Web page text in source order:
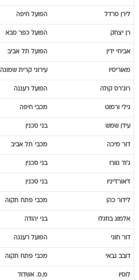
לירן סרדל הפועל חיפה
רן יצחק הפועל כפר סבא
אביחי ידין הפועל תל אביב
מאוריסיו עירוני קרית שמונה
רוג'רס קולה הפועל רעננה
גילי ורמוט מכבי חיפה
עידן שמש בני סכנין
דור מיכה מכבי תל אביב
ג'וד נוורו בני סכנין
ז'אורז'יניו בני סכנין
לידור כהן מכבי פתח תקוה
אלמוג בוזגלו בני יהודה
דור חוגי הפועל רעננה
דובב גבאי מכבי פתח תקוה
לוסיו מ.ס. אשדוד